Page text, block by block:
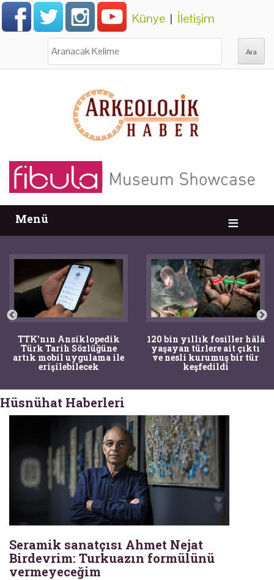
Künye | İletişim
Menü
TTK'nın Ansiklopedik
Türk Tarih Sözlüğüne
artık mobil uygulama ile
erişilebilecek
120 bin yıllık fosiller hâlâ
yaşayan türlere ait çıktı
ve nesli kurumuş bir tür
keşfedildi
Hüsnühat Haberleri
Seramik sanatçısı Ahmet Nejat
Birdevrim: Turkuazın formülünü
vermeyeceğim